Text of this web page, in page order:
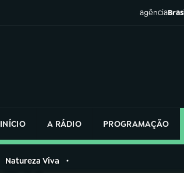
agência
INÍCIO
A RÁDIO PROGRAMAÇÃO
Natureza Viva